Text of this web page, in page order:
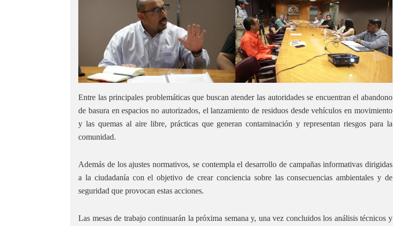
Entre las principales problemáticas que buscan atender las autoridades se encuentran el abandono
de basura en espacios no autorizados, el lanzamiento de residuos desde vehículos en movimiento
y las quemas al aire libre, prácticas que generan contaminación y representan riesgos para la
comunidad.
Además de los ajustes normativos, se contempla el desarrollo de campañas informativas dirigidas
a la ciudadanía con el objetivo de crear conciencia sobre las consecuencias ambientales y de
seguridad que provocan estas acciones.
Las mesas de trabajo continuarán la próxima semana y, una vez concluidos los análisis técnicos y